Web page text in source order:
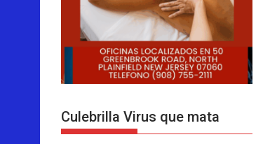
Culebrilla Virus que mata